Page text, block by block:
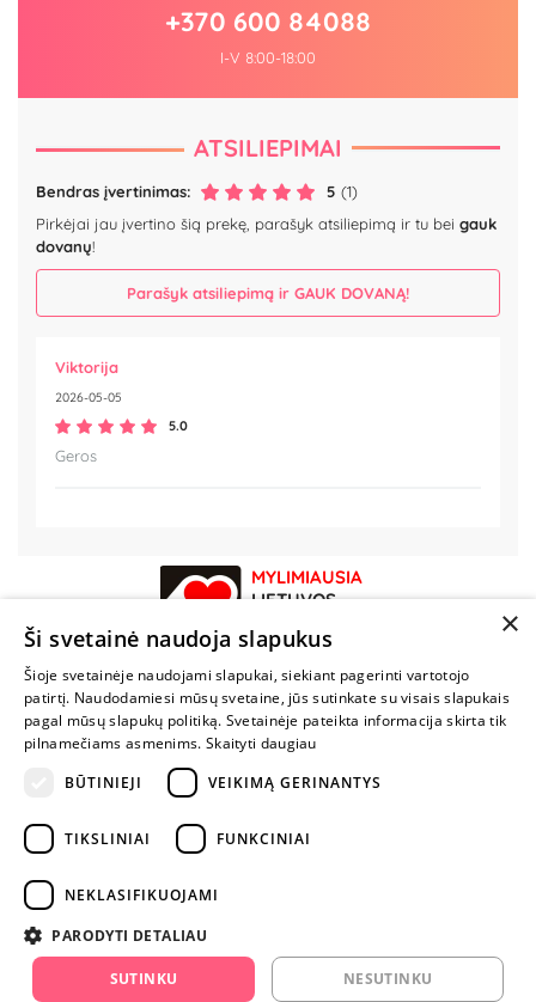
+370 600 84088
I-V 8:00-18:00
ATSILIEPIMAI
Bendras įvertinimas: 5 (1)
Pirkėjai jau įvertino šią prekę, parašyk atsiliepimą ir tu bei gauk
dovanų!
Parašyk atsiliepimą ir GAUK DOVANĄ!
Viktorija
2026-05-05
5.0
Geros
MYLIMIAUSIA
LIETUVOS
PARDUOTUVĖ
NENUSTOK
ŽAISTI
+370 600 84088
info@fantazijos.lt
P. Lukšio g. 2, Vilnius ("Sigma" teritorija)
facebook.com/Fantazijos.lt
instagram.com/fantazijos.lt
×
Ši svetainė naudoja slapukus
Šioje svetainėje naudojami slapukai, siekiant pagerinti vartotojo
patirtį. Naudodamiesi mūsų svetaine, jūs sutinkate su visais slapukais
pagal mūsų slapukų politiką. Svetainėje pateikta informacija skirta tik
pilnamečiams asmenims. Skaityti daugiau
BŪTINIEJI
VEIKIMĄ GERINANTYS
TIKSLINIAI FUNKCINIAI
NEKLASIFIKUOJAMI
PARODYTI DETALIAU
SUTINKU NESUTINKU